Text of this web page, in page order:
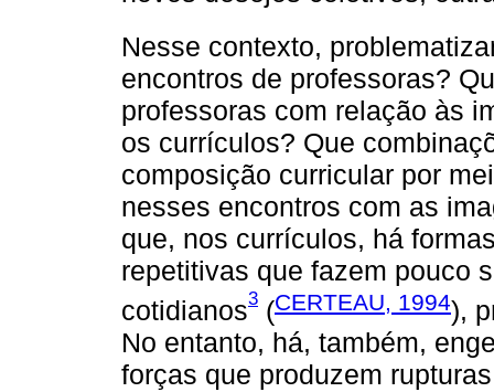
Nesse contexto,
encontros de professoras?
professoras com relação às
os currículos? Que
composição curricular por
nesses encontros com as
que, nos currículos, há
repetitivas que fazem pouco
cotidianos3 (CERTEAU, 1994),
No entanto, há, também,
forças que produzem